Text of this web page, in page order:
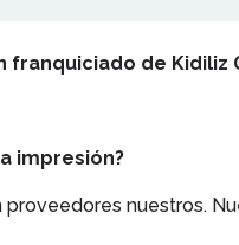
de Kidiliz
impresión?
nuestros.